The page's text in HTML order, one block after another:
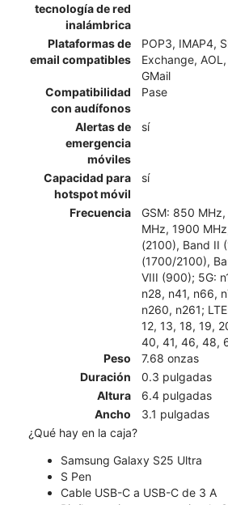
tecnología de red
inalámbrica
Plataformas de
email compatibles
POP3, IMAP4,
Exchange,
GMail
Compatibilidad
con audífonos
Pase
Alertas de
emergencia
móviles
sí
Capacidad para
hotspot móvil
sí
Frecuencia
GSM: 850
MHz, 1900
(2100), Band II
(1700/2100),
VIII (900); 5G:
n28, n41, n66,
n260, n261;
12, 13, 18, 19,
40, 41, 46, 48,
Peso
7.68 onzas
Duración
0.3 pulgadas
Altura
6.4 pulgadas
Ancho
3.1 pulgadas
¿Qué hay en la caja?
Samsung Galaxy S25 Ultra
S Pen
Cable USB-C a USB-C de 3 A